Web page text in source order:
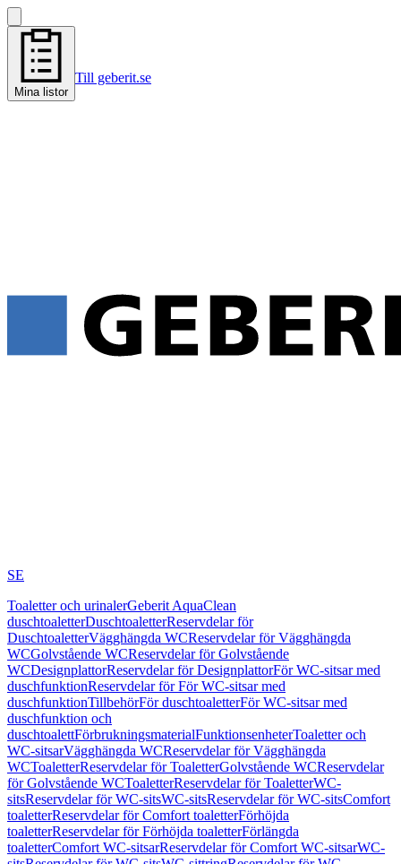
Mina listor
Till geberit.se
SE
Toaletter och urinalerGeberit AquaClean
duschtoaletterDuschtoaletterReservdelar för
DuschtoaletterVägghängda WCReservdelar för Vägghängda
WCGolvstående WCReservdelar för Golvstående
WCDesignplattorReservdelar för DesignplattorFör WC-sitsar med
duschfunktionReservdelar för För WC-sitsar med
duschfunktionTillbehörFör duschtoaletterFör WC-sitsar med
duschfunktion och
duschtoalettFörbrukningsmaterialFunktionsenheterToaletter och
WC-sitsarVägghängda WCReservdelar för Vägghängda
WCToaletterReservdelar för ToaletterGolvstående WCReservdelar
för Golvstående WCToaletterReservdelar för ToaletterWC-
sitsReservdelar för WC-sitsWC-sitsReservdelar för WC-sitsComfort
toaletterReservdelar för Comfort toaletterFörhöjda
toaletterReservdelar för Förhöjda toaletterFörlängda
toaletterComfort WC-sitsarReservdelar för Comfort WC-sitsarWC-